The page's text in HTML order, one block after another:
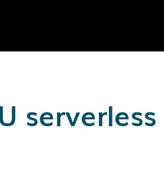
serverless